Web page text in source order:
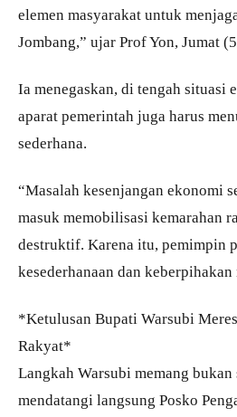
elemen masyarakat untuk
Jombang,” ujar Prof Yon, Jumat
Ia menegaskan, di tengah situasi
aparat pemerintah juga harus
sederhana.
“Masalah kesenjangan ekonomi
masuk memobilisasi kemarahan
destruktif. Karena itu, pemimpin
kesederhanaan dan
*Ketulusan Bupati Warsubi
Rakyat*
Langkah Warsubi memang bukan
mendatangi langsung Posko